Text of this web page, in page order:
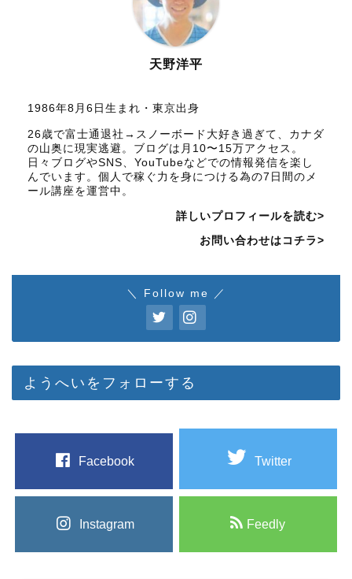
天野洋平
1986年8月6日生まれ・東京出身
26歳で富士通退社→スノーボード大好き過ぎて、カナダ
の山奥に現実逃避。ブログは月10〜15万アクセス。
日々ブログやSNS、YouTubeなどでの情報発信を楽し
んでいます。個人で稼ぐ力を身につける為の7日間のメ
ール講座を運営中。
詳しいプロフィールを読む>
お問い合わせはコチラ>
＼ Follow me ／
ようへいをフォローする
Facebook Twitter
Instagram Feedly